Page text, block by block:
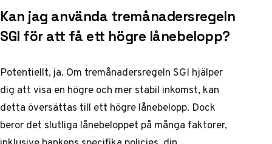
Kan jag använda tremånadersregeln
SGI för att få ett högre lånebelopp?
Potentiellt, ja. Om tremånadersregeln SGI hjälper
dig att visa en högre och mer stabil inkomst, kan
detta översättas till ett högre lånebelopp. Dock
beror det slutliga lånebeloppet på många faktorer,